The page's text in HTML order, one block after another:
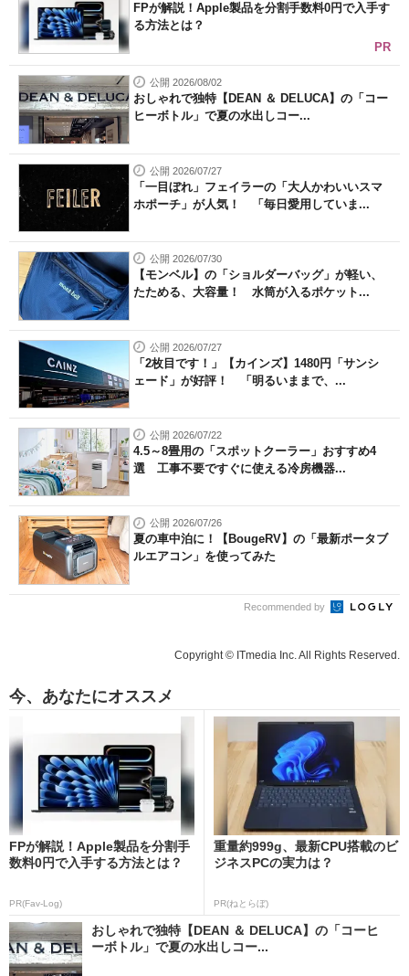
FPが解説！Apple製品を分割手数料0円で入手す
る方法とは？
PR
公開 2026/08/02
おしゃれで独特【DEAN ＆ DELUCA】の「コー
ヒーボトル」で夏の水出しコー...
公開 2026/07/27
「一目ぼれ」フェイラーの「大人かわいいスマ
ホポーチ」が人気！ 「毎日愛用していま...
公開 2026/07/30
【モンベル】の「ショルダーバッグ」が軽い、
たためる、大容量！ 水筒が入るポケット...
公開 2026/07/27
「2枚目です！」【カインズ】1480円「サンシ
ェード」が好評！ 「明るいままで、...
公開 2026/07/22
4.5～8畳用の「スポットクーラー」おすすめ4
選 工事不要ですぐに使える冷房機器...
公開 2026/07/26
夏の車中泊に！【BougeRV】の「最新ポータブ
ルエアコン」を使ってみた
Recommended by
Copyright © ITmedia Inc. All Rights Reserved.
今、あなたにオススメ
FPが解説！Apple製品を分割手
数料0円で入手する方法とは？
PR(Fav-Log)
重量約999g、最新CPU搭載のビ
ジネスPCの実力は？
PR(ねとらぼ)
おしゃれで独特【DEAN ＆ DELUCA】の「コーヒ
ーボトル」で夏の水出しコー...